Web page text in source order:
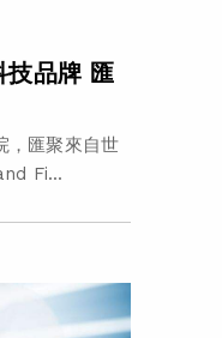
技品牌 匯
，匯聚來自世
Fi...